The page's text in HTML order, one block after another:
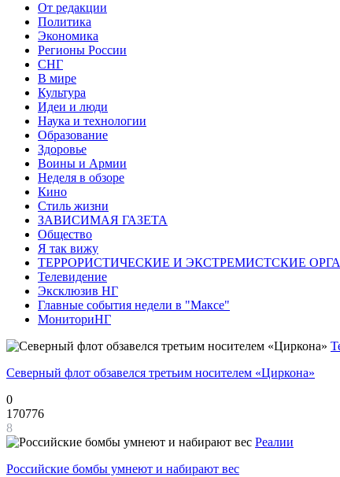
От редакции
Политика
Экономика
Регионы России
СНГ
В мире
Культура
Идеи и люди
Наука и технологии
Образование
Здоровье
Воины и Армии
Неделя в обзоре
Кино
Стиль жизни
ЗАВИСИМАЯ ГАЗЕТА
Общество
Я так вижу
ТЕРРОРИСТИЧЕСКИЕ И ЭКСТРЕМИСТСКИЕ
Телевидение
Эксклюзив НГ
Главные события недели в "Максе"
МониториНГ
Северный флот обзавелся третьим носителем «Циркона»
0
170776
8
Реалии
Российские бомбы умнеют и набирают вес